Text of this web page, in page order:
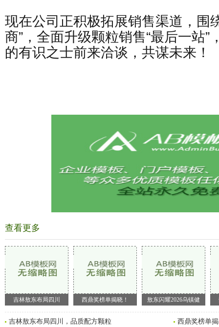
现在公司正积极拓展销售渠道，围
商”，全面升级颗粒销售“最后一站”
的有识之士前来洽谈，共谋未来！
查看更多
吉林敖东布局四川 西鼎奖榜单揭晓！ 敖东闪耀2026乌镇健
吉林敖东布局四川，品质配方颗粒 西鼎奖榜单